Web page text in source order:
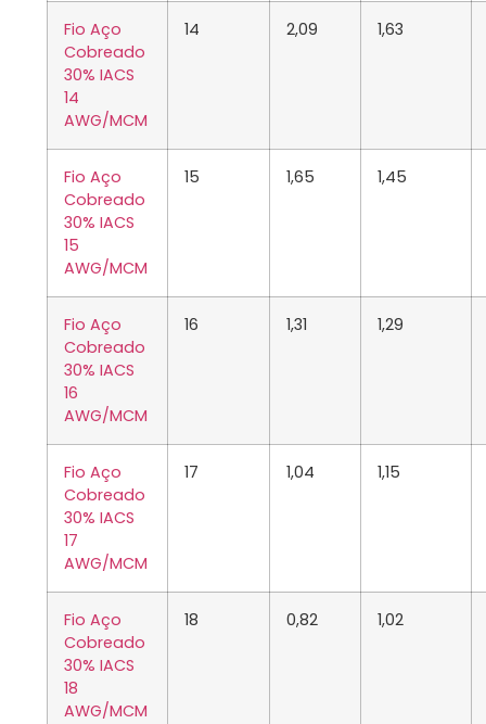
Fio Aço
Cobreado
30% IACS
14
AWG/MCM
14 2,09 1,63
Fio Aço
Cobreado
30% IACS
15
AWG/MCM
15 1,65 1,45
Fio Aço
Cobreado
30% IACS
16
AWG/MCM
16 1,31 1,29
Fio Aço
Cobreado
30% IACS
17
AWG/MCM
17 1,04 1,15
Fio Aço
Cobreado
30% IACS
18
AWG/MCM
18 0,82 1,02